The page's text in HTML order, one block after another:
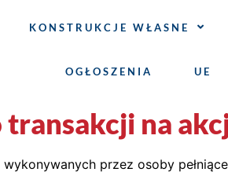
KONSTRUKCJE WŁASNE
OGŁOSZENIA UE
na
przez osoby